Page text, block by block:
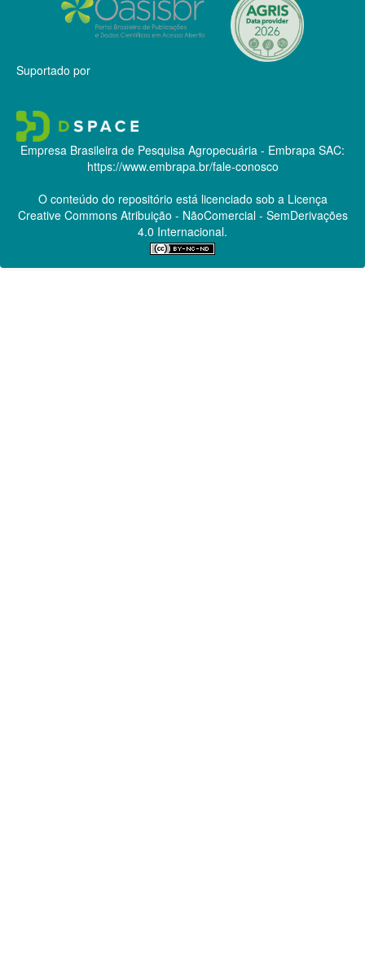
Suportado por
Empresa Brasileira de Pesquisa Agropecuária - Embrapa SAC:
https://www.embrapa.br/fale-conosco
O conteúdo do repositório está licenciado sob a Licença
Creative CommonsAtribuição - NãoComercial - SemDerivações
4.0 Internacional.